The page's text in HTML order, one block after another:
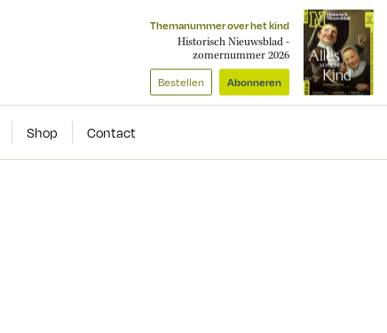
Themanummer over het kind
Historisch Nieuwsblad -
zomernummer 2026
Bestellen Abonneren
Shop Contact